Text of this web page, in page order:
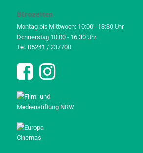
Bürozeiten
Montag bis Mittwoch: 10:00 - 13:30 Uhr
Donnerstag 10:00 - 16:30 Uhr
Tel. 05241 / 237700